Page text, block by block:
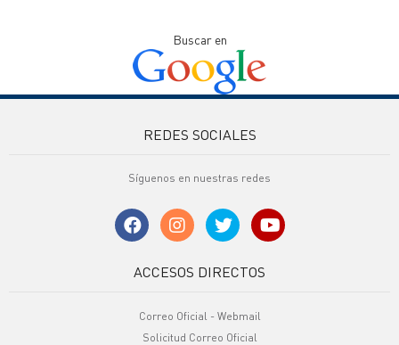
Buscar en
REDES SOCIALES
Síguenos en nuestras redes
ACCESOS DIRECTOS
Correo Oficial - Webmail
Solicitud Correo Oficial